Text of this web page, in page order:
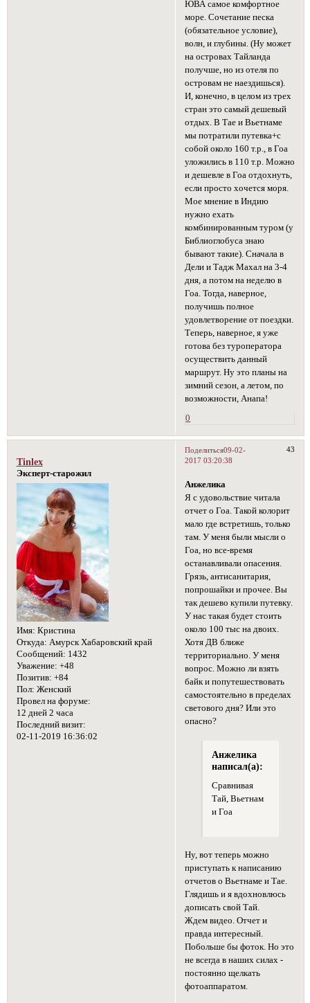
ЮВА самое комфортное
море. Сочетание песка
(обязательное условие),
волн, и глубины. (Ну может
на островах Тайланда
получше, но из отеля по
островам не наездишься).
И, конечно, в целом из трех
стран это самый дешевый
отдых. В Тае и Вьетнаме
мы потратили путевка+с
собой около 160 т.р., в Гоа
уложились в 110 т.р. Можно
и дешевле в Гоа отдохнуть,
если просто хочется моря.
Мое мнение в Индию
нужно ехать
комбинированным туром (у
Библиоглобуса знаю
бывают такие). Сначала в
Дели и Тадж Махал на 3-4
дня, а потом на неделю в
Гоа. Тогда, наверное,
получишь полное
удовлетворение от поездки.
Теперь, наверное, я уже
готова без туроператора
осуществить данный
маршрут. Ну это планы на
зимний сезон, а летом, по
возможности, Анапа!
0
Поделиться 43
09-02-
2017 03:20:38
Tinlex
Эксперт-старожил
Имя: Кристина
Откуда: Амурск Хабаровский край
Сообщений: 1432
Уважение: +48
Позитив: +84
Пол: Женский
Провел на форуме:
12 дней 2 часа
Последний визит:
02-11-2019 16:36:02
Анжелика
Я с удовольствие читала
отчет о Гоа. Такой колорит
мало где встретишь, только
там. У меня были мысли о
Гоа, но все-время
останавливали опасения.
Грязь, антисанитария,
попрошайки и прочее. Вы
так дешево купили путевку.
У нас такая будет стоить
около 100 тыс на двоих.
Хотя ДВ ближе
территориально. У меня
вопрос. Можно ли взять
байк и попутешествовать
самостоятельно в пределах
светового дня? Или это
опасно?
Анжелика
написал(а):
Сравнивая
Тай, Вьетнам
и Гоа
Ну, вот теперь можно
приступать к написанию
отчетов о Вьетнаме и Тае.
Глядишь и я вдохновлюсь
дописать свой Тай.
Ждем видео. Отчет и
правда интересный.
Побольше бы фоток. Но это
не всегда в наших силах -
постоянно щелкать
фотоаппаратом.